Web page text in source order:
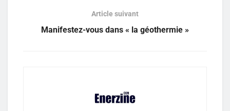
Article suivant
Manifestez-vous dans « la géothermie »